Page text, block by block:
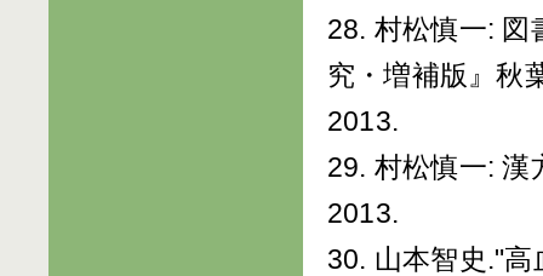
28. 村松慎一: 図
究・増補版』秋
2013.
29. 村松慎一:
2013.
30. 山本智史."